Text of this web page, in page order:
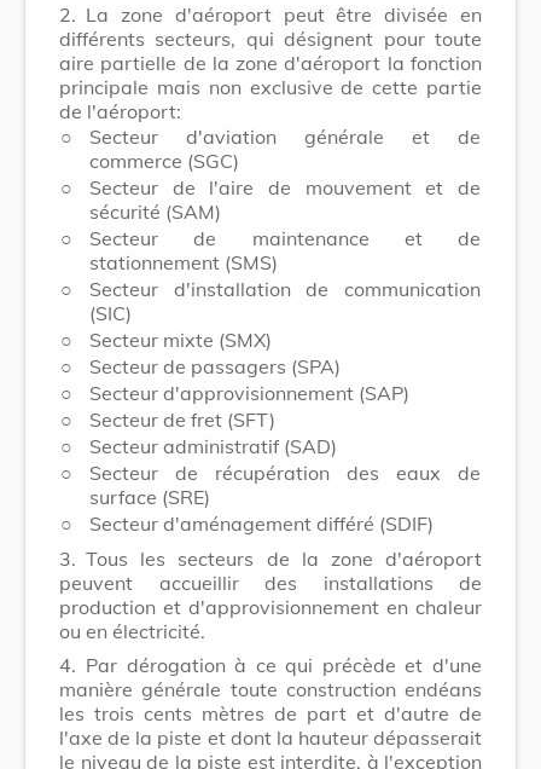
2. La zone d'aéroport peut être divisée en
différents secteurs, qui désignent pour toute
aire partielle de la zone d'aéroport la fonction
principale mais non exclusive de cette partie
de l'aéroport:
○
Secteur d'aviation générale et de
commerce (SGC)
○
Secteur de l'aire de mouvement et de
sécurité (SAM)
○
Secteur de maintenance et de
stationnement (SMS)
○
Secteur d'installation de communication
(SIC)
○
Secteur mixte (SMX)
○
Secteur de passagers (SPA)
○
Secteur d'approvisionnement (SAP)
○
Secteur de fret (SFT)
○
Secteur administratif (SAD)
○
Secteur de récupération des eaux de
surface (SRE)
○
Secteur d'aménagement différé (SDIF)
3. Tous les secteurs de la zone d'aéroport
peuvent accueillir des installations de
production et d'approvisionnement en chaleur
ou en électricité.
4. Par dérogation à ce qui précède et d'une
manière générale toute construction endéans
les trois cents mètres de part et d'autre de
l'axe de la piste et dont la hauteur dépasserait
le niveau de la piste est interdite, à l'exception